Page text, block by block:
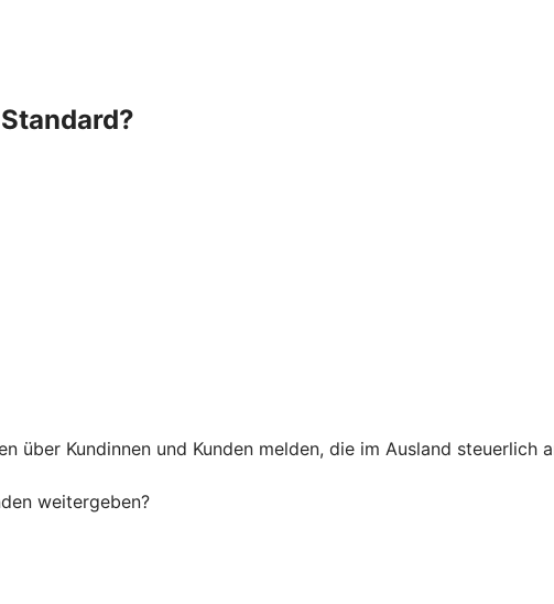
über Kundinnen und Kunden melden, die im Ausland steuerlich
weitergeben?